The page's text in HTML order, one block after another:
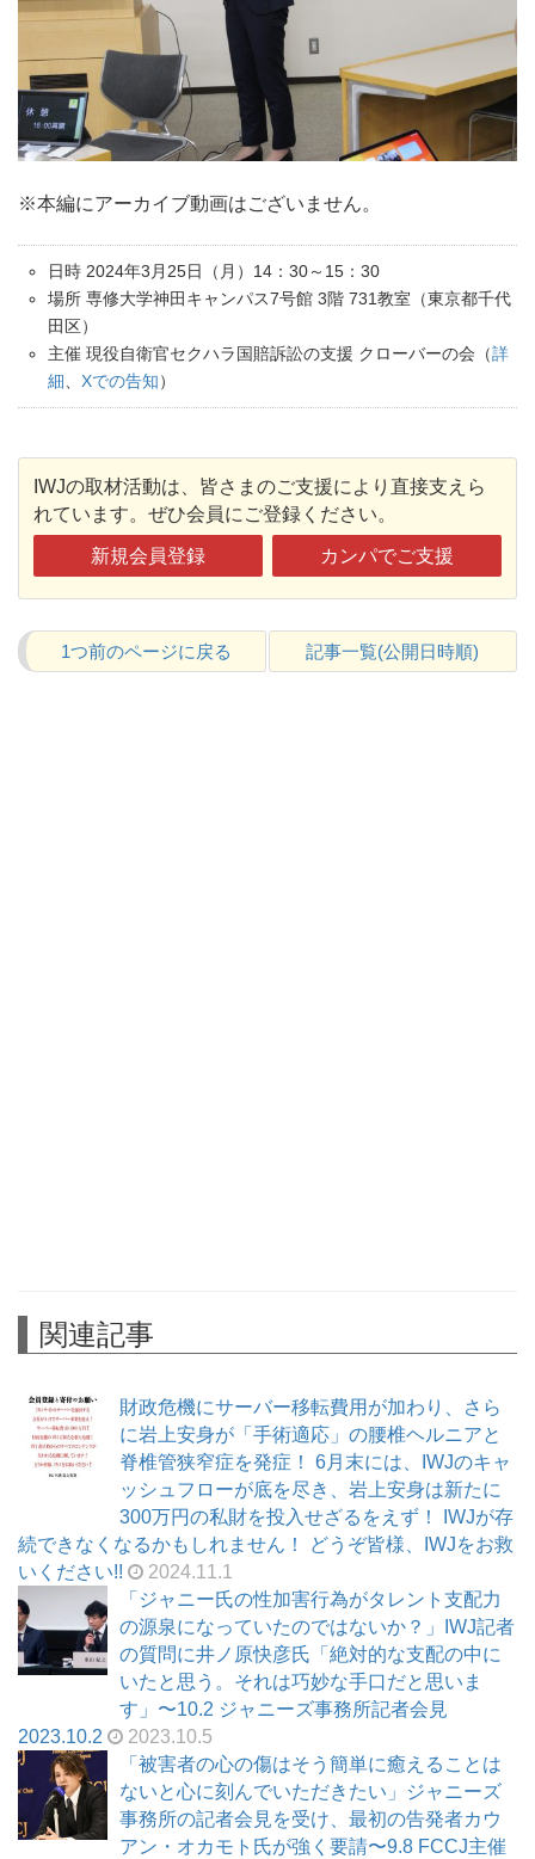
※本編にアーカイブ動画はございません。
日時 2024年3月25日（月）14：30～15：30
場所 専修大学神田キャンパス7号館 3階 731教室（東京都千代
田区）
主催 現役自衛官セクハラ国賠訴訟の支援 クローバーの会（詳
細
Xでの告知）
IWJの取材活動は、皆さまのご支援により直接支えら
れています。ぜひ会員にご登録ください。
新規会員登録 カンパでご支援
1つ前のページに戻る 記事一覧(公開日時順)
関連記事
財政危機にサーバー移転費用が加わり、さら
に岩上安身が「手術適応」の腰椎ヘルニアと
脊椎管狭窄症を発症！ 6月末には、IWJのキャ
ッシュフローが底を尽き、岩上安身は新たに
300万円の私財を投入せざるをえず！ IWJが存
続できなくなるかもしれません！ どうぞ皆様、IWJをお救
いください!!
2024.11.1
「ジャニー氏の性加害行為がタレント支配力
の源泉になっていたのではないか？」IWJ記者
の質問に井ノ原快彦氏「絶対的な支配の中に
いたと思う。それは巧妙な手口だと思いま
す」〜10.2 ジャニーズ事務所記者会見
2023.10.2
2023.10.5
「被害者の心の傷はそう簡単に癒えることは
ないと心に刻んでいただきたい」ジャニーズ
事務所の記者会見を受け、最初の告発者カウ
アン・オカモト氏が強く要請〜9.8 FCCJ主催